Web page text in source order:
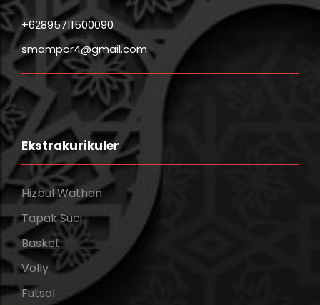
+62895711500090
smampor4@gmail.com
Ekstrakurikuler
Hizbul Wathan
Tapak Suci
Basket
Volly
Futsal